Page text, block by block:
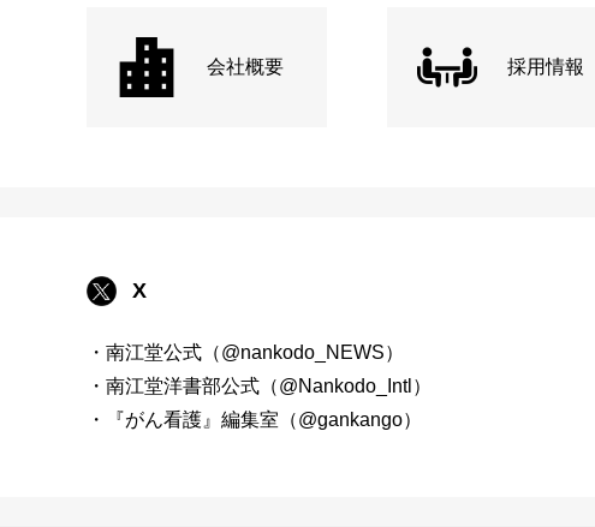
会社概要 採用情報
X
・南江堂公式（@nankodo_NEWS）
・南江堂洋書部公式（@Nankodo_Intl）
・『がん看護』編集室（@gankango）